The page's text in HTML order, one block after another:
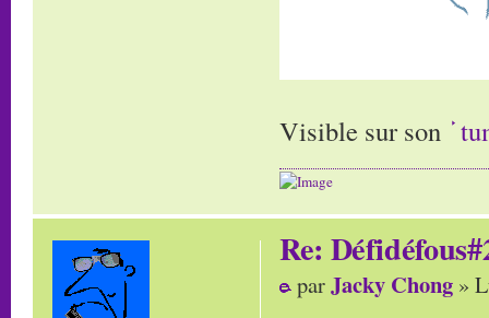
Visible sur son
Re:
parJacky Chong »